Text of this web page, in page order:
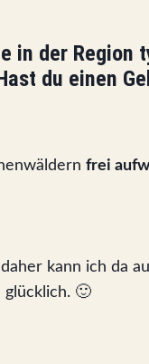
in der Region
du einen
frei
kann ich da
🙂